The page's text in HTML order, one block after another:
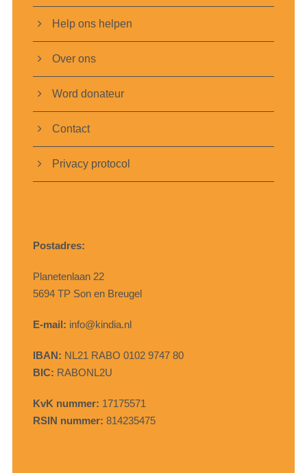
Help ons helpen
Over ons
Word donateur
Contact
Privacy protocol
Postadres:
Planetenlaan 22
5694 TP Son en Breugel
E-mail: info@kindia.nl
IBAN: NL21 RABO 0102 9747 80
BIC: RABONL2U
KvK nummer: 17175571
RSIN nummer: 814235475